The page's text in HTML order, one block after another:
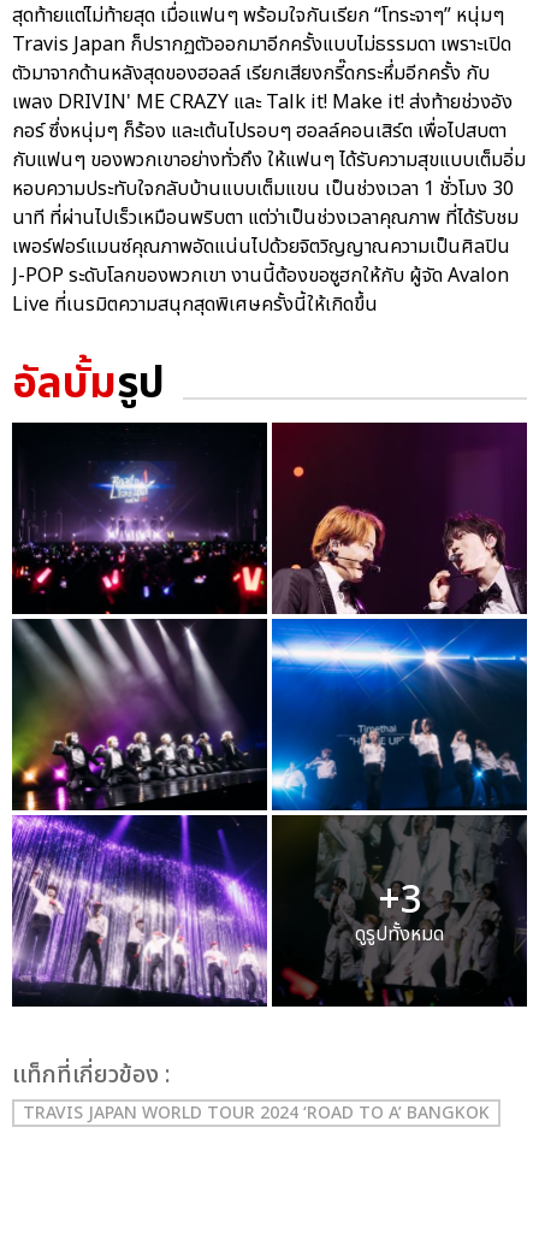
สุดท้ายแต่ไม่ท้ายสุด เมื่อแฟนๆ พร้อมใจกันเรียก “โทระจาๆ” หนุ่มๆ
Travis Japan ก็ปรากฏตัวออกมาอีกครั้งแบบไม่ธรรมดา เพราะเปิด
ตัวมาจากด้านหลังสุดของฮอลล์ เรียกเสียงกรี๊ดกระหึ่มอีกครั้ง กับ
เพลง DRIVIN' ME CRAZY และ Talk it! Make it! ส่งท้ายช่วงอัง
กอร์ ซึ่งหนุ่มๆ ก็ร้อง และเต้นไปรอบๆ ฮอลล์คอนเสิร์ต เพื่อไปสบตา
กับแฟนๆ ของพวกเขาอย่างทั่วถึง ให้แฟนๆ ได้รับความสุขแบบเต็มอิ่ม
หอบความประทับใจกลับบ้านแบบเต็มแขน เป็นช่วงเวลา 1 ชั่วโมง 30
นาที ที่ผ่านไปเร็วเหมือนพริบตา แต่ว่าเป็นช่วงเวลาคุณภาพ ที่ได้รับชม
เพอร์ฟอร์แมนซ์คุณภาพอัดแน่นไปด้วยจิตวิญญาณความเป็นศิลปิน
J-POP ระดับโลกของพวกเขา งานนี้ต้องขอซูฮกให้กับ ผู้จัด Avalon
Live ที่เนรมิตความสนุกสุดพิเศษครั้งนี้ให้เกิดขึ้น
อัลบั้มรูป
+3
ดูรูปทั้งหมด
เเท็กที่เกี่ยวข้อง :
TRAVIS JAPAN WORLD TOUR 2024 ‘ROAD TO A’ BANGKOK